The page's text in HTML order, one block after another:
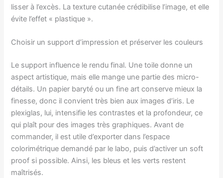
lisser à l’excès. La texture cutanée crédibilise l’image, et elle
évite l’effet « plastique ».
Choisir un support d’impression et préserver les couleurs
Le support influence le rendu final. Une toile donne un
aspect artistique, mais elle mange une partie des micro-
détails. Un papier baryté ou un fine art conserve mieux la
finesse, donc il convient très bien aux images d’iris. Le
plexiglas, lui, intensifie les contrastes et la profondeur, ce
qui plaît pour des images très graphiques. Avant de
commander, il est utile d’exporter dans l’espace
colorimétrique demandé par le labo, puis d’activer un soft
proof si possible. Ainsi, les bleus et les verts restent
maîtrisés.